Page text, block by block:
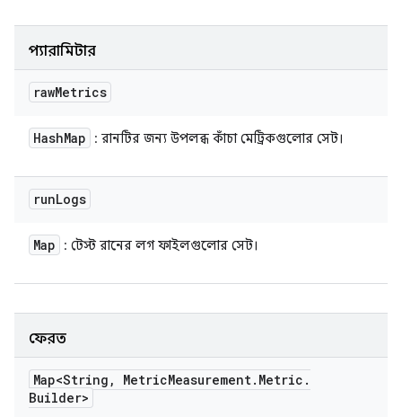
প্যারামিটার
rawMetrics
HashMap : রানটির জন্য উপলব্ধ কাঁচা মেট্রিকগুলোর সেট।
runLogs
Map : টেস্ট রানের লগ ফাইলগুলোর সেট।
ফেরত
Map<String , MetricMeasurement. Metric .
Builder>